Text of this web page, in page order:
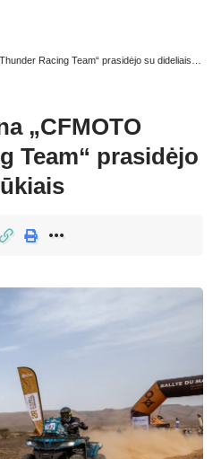
Racing Team“ prasidėjo su dideliais iššūkiais
„CFMOTO
Team“ prasidėjo